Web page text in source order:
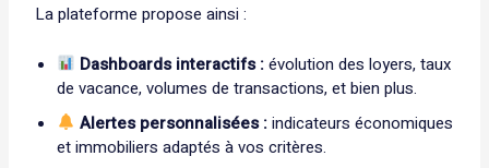
La plateforme propose ainsi :
Dashboards interactifs :évolution des loyers, taux
de vacance, volumes de transactions, et bien plus.
Alertes personnalisées :indicateurs économiques
et immobiliers adaptés à vos critères.